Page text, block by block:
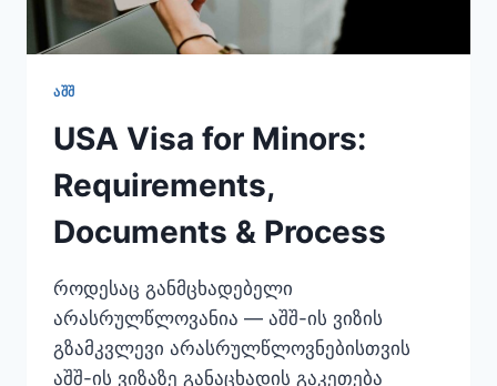
ᲐᲨᲨ
USA Visa for Minors:
Requirements,
Documents & Process
როდესაც განმცხადებელი
არასრულწლოვანია — აშშ-ის ვიზის
გზამკვლევი არასრულწლოვნებისთვის
აშშ-ის ვიზაზე განაცხადის გაკეთება